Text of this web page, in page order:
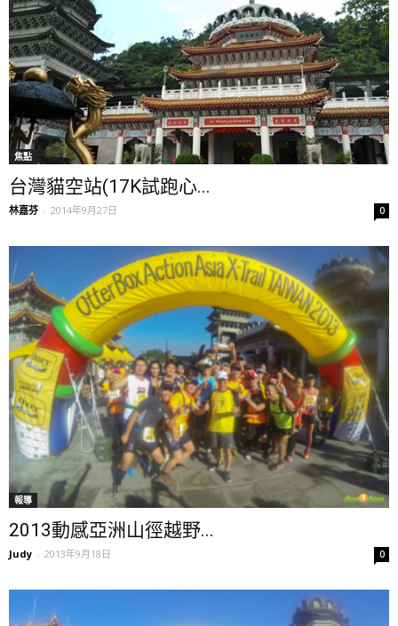
焦點
台灣貓空站(17K試跑心...
林嘉芬 - 2014年9月27日 0
報導
2013動感亞洲山徑越野...
Judy - 2013年9月18日 0